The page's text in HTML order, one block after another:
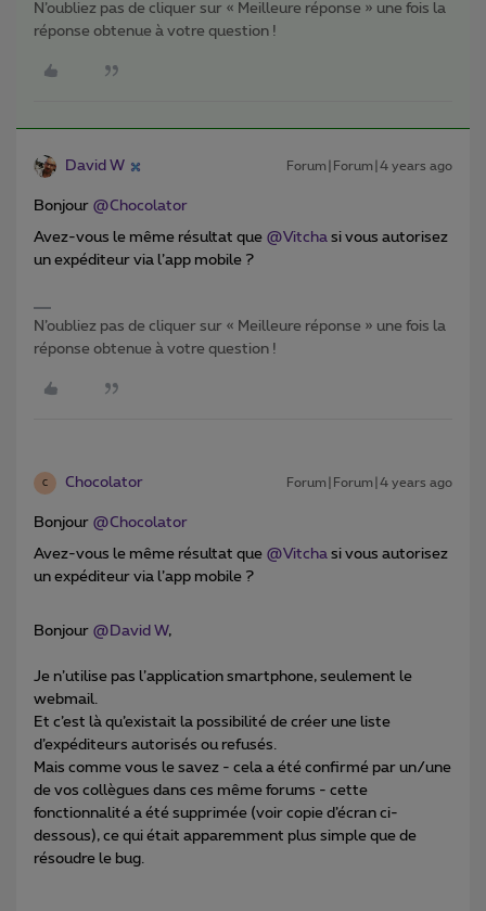
N’oubliez pas de cliquer sur « Meilleure réponse » une fois la
réponse obtenue à votre question !
David W Forum|Forum|4 years ago
Bonjour @Chocolator
Avez-vous le même résultat que @Vitcha si vous autorisez
un expéditeur via l’app mobile ?
N’oubliez pas de cliquer sur « Meilleure réponse » une fois la
réponse obtenue à votre question !
C Chocolator Forum|Forum|4 years ago
Bonjour @Chocolator
Avez-vous le même résultat que @Vitcha si vous autorisez
un expéditeur via l’app mobile ?
Bonjour @David W,
Je n’utilise pas l’application smartphone, seulement le
webmail.
Et c’est là qu’existait la possibilité de créer une liste
d’expéditeurs autorisés ou refusés.
Mais comme vous le savez - cela a été confirmé par un/une
de vos collègues dans ces même forums - cette
fonctionnalité a été supprimée (voir copie d’écran ci-
dessous), ce qui était apparemment plus simple que de
résoudre le bug.